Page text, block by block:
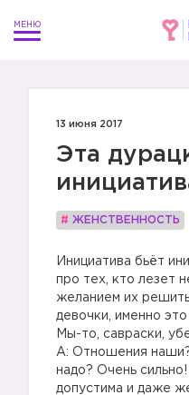
13 июня 2017
Эта
# ЖЕНСТВЕННОСТЬ
Инициатива бьёт
про тех, кто лезет
желанием их
девочки, именно это
Мы-то, савраски,
А: Отношения
надо? Очень
допустима и даже